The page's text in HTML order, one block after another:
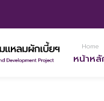
Home
หน้าหลั